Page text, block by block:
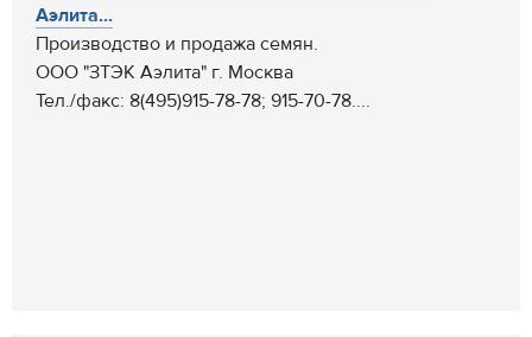
Аэлита...
Производство и продажа семян.
ООО "ЗТЭК Аэлита" г. Москва
Тел./факс: 8(495)915-78-78; 915-70-78....